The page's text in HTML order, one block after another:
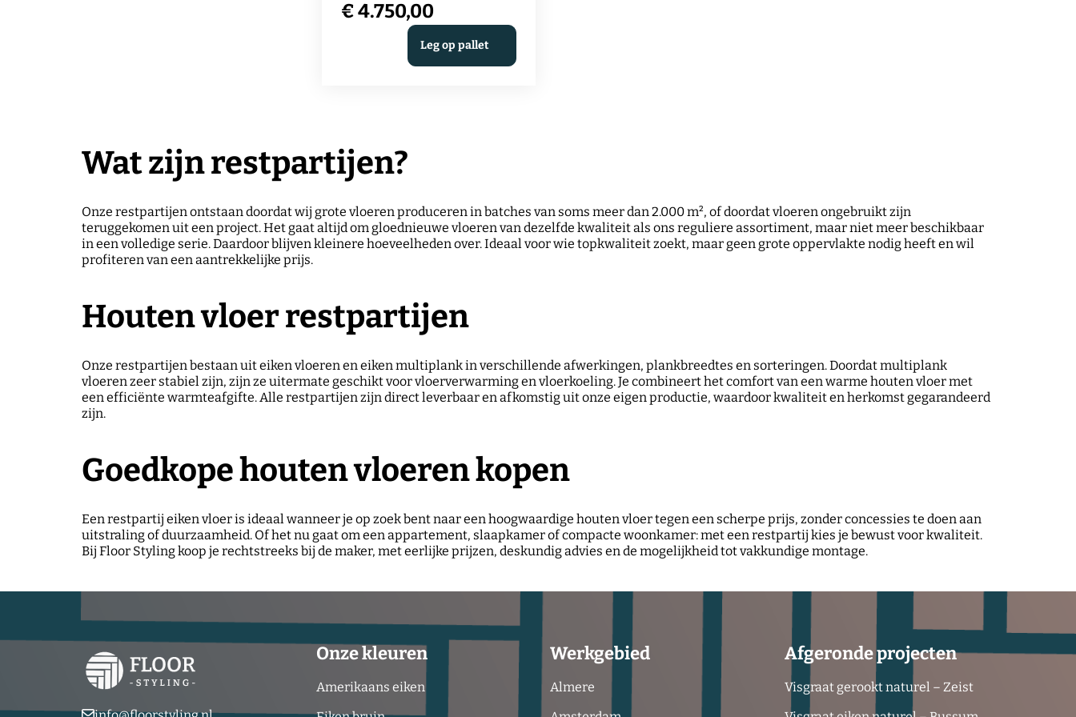
natuurlijke houtstructuur
subtiel naar voren komt. De
grijze tint geeft de vloer een
moderne en warme basis,
prijs
was:
€ 8.700,00.
€4.750,00
Huidige
Leg op pallet
Wat zijn restpartijen?
Onze restpartijen ontstaan doordat wij grote vloeren produceren in batches van soms meer dan 2.000 m², of doordat vloeren ongebruikt zijn
teruggekomen uit een project. Het gaat altijd om gloednieuwe vloeren van dezelfde kwaliteit als ons reguliere assortiment, maar niet meer beschikbaar
in een volledige serie. Daardoor blijven kleinere hoeveelheden over. Ideaal voor wie topkwaliteit zoekt, maar geen grote oppervlakte nodig heeft en wil
profiteren van een aantrekkelijke prijs.
Houten vloer restpartijen
Onze restpartijen bestaan uit eiken vloeren en eiken multiplank in verschillende afwerkingen, plankbreedtes en sorteringen. Doordat multiplank
vloeren zeer stabiel zijn, zijn ze uitermate geschikt voor vloerverwarming en vloerkoeling. Je combineert het comfort van een warme houten vloer met
een efficiënte warmteafgifte. Alle restpartijen zijn direct leverbaar en afkomstig uit onze eigen productie, waardoor kwaliteit en herkomst gegarandeerd
zijn.
Goedkope houten vloeren kopen
Een restpartij eiken vloer is ideaal wanneer je op zoek bent naar een hoogwaardige houten vloer tegen een scherpe prijs, zonder concessies te doen aan
uitstraling of duurzaamheid. Of het nu gaat om een appartement, slaapkamer of compacte woonkamer: met een restpartij kies je bewust voor kwaliteit.
Bij Floor Styling koop je rechtstreeks bij de maker, met eerlijke prijzen, deskundig advies en de mogelijkheid tot vakkundige montage.
Onze kleuren
Amerikaans eiken
Werkgebied
Almere
Afgeronde projecten
Visgraat gerookt naturel – Zeist